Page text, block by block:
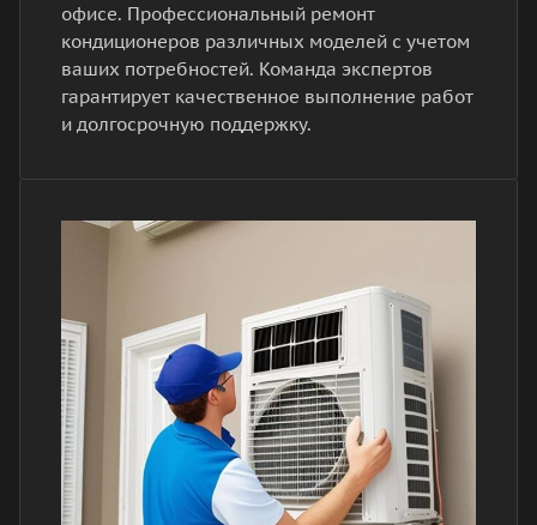
офисе. Профессиональный ремонт
кондиционеров различных моделей с учетом
ваших потребностей. Команда экспертов
гарантирует качественное выполнение работ
и долгосрочную поддержку.